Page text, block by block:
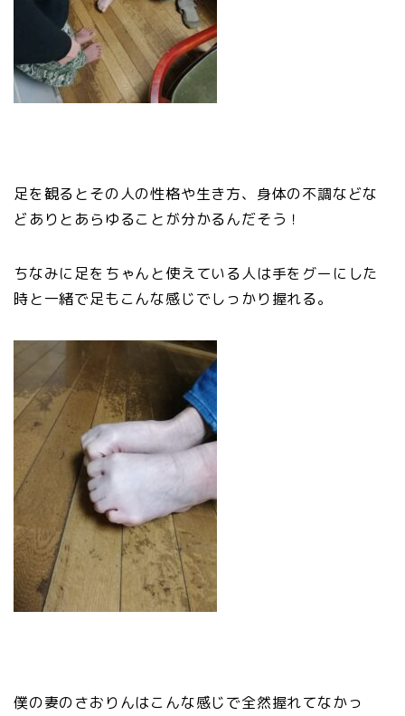
足を観るとその人の性格や生き方、身体の不調などな
どありとあらゆることが分かるんだそう！
ちなみに足をちゃんと使えている人は手をグーにした
時と一緒で足もこんな感じでしっかり握れる。
僕の妻のさおりんはこんな感じで全然握れてなかっ